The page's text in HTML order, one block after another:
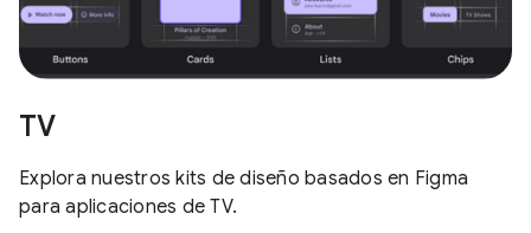
TV
Explora nuestros kits de diseño basados en Figma
para aplicaciones de TV.